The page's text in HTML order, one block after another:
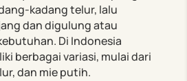
kadang telur, lalu
dan digulung atau
Di Indonesia
berbagai variasi, mulai dari
dan mie putih.